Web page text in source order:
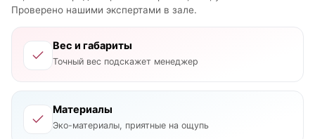
Проверено нашими экспертами в зале.
Вес и габариты
Точный вес подскажет менеджер
Материалы
Эко-материалы, приятные на ощупь